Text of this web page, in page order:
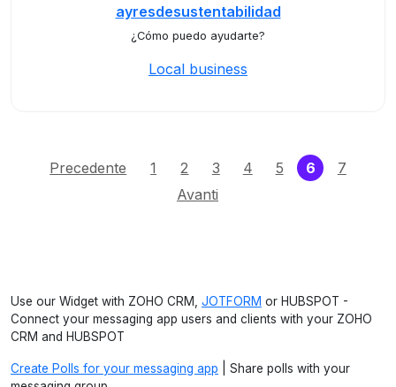
ayresdesustentabilidad
¿Cómo puedo ayudarte?
Local business
Precedente 1 2 3 4 5 6(current)
7
Avanti
Use our Widget with ZOHO CRM, JOTFORM or HUBSPOT -
Connect your messaging app users and clients with your ZOHO
CRM and HUBSPOT
Create Polls for your messaging app | Share polls with your